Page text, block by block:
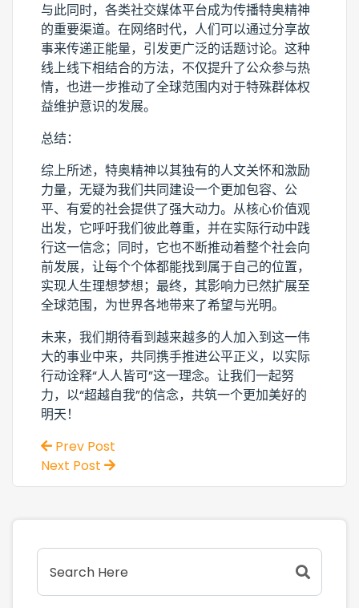
与此同时，各类社交媒体平台成为传播特奥精神
的重要渠道。在网络时代，人们可以通过分享故
事来传递正能量，引发更广泛的话题讨论。这种
线上线下相结合的方法，不仅提升了公众参与热
情，也进一步推动了全球范围内对于特殊群体权
益维护意识的发展。
总结：
综上所述，特奥精神以其独有的人文关怀和激励
力量，无疑为我们共同建设一个更加包容、公
平、有爱的社会提供了强大动力。从核心价值观
出发，它呼吁我们彼此尊重，并在实际行动中践
行这一信念；同时，它也不断推动着整个社会向
前发展，让每个个体都能找到属于自己的位置，
实现人生理想梦想；最终，其影响力已然扩展至
全球范围，为世界各地带来了希望与光明。
未来，我们期待看到越来越多的人加入到这一伟
大的事业中来，共同携手推进公平正义，以实际
行动诠释“人人皆可”这一理念。让我们一起努
力，以“超越自我”的信念，共筑一个更加美好的
明天！
Prev Post
Next Post